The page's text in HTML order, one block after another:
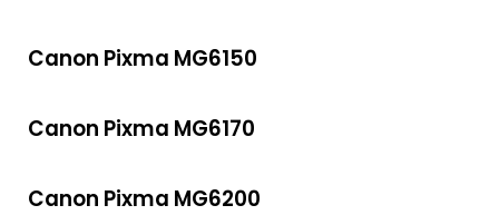
Canon Pixma MG6150
Canon Pixma MG6170
Canon Pixma MG6200